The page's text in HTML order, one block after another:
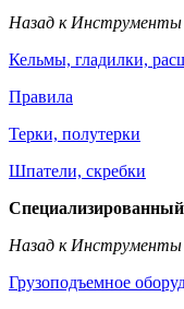
Назад к Инструменты
Кельмы, гладилки,
Правила
Терки, полутерки
Шпатели, скребки
Назад к Инструменты
Грузоподъемное